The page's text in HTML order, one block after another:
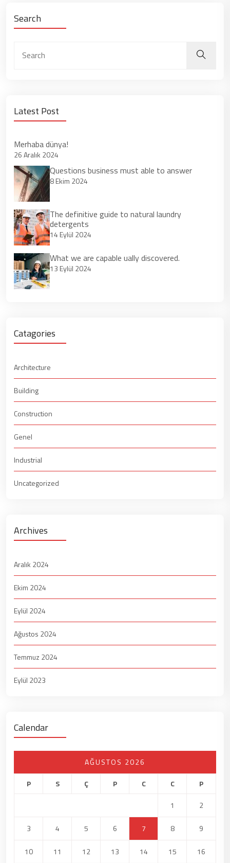
Search
Latest Post
Merhaba dünya!
26 Aralık 2024
Questions business must able to answer
8 Ekim 2024
The definitive guide to natural laundry
detergents
14 Eylül 2024
What we are capable ually discovered.
13 Eylül 2024
Catagories
Architecture
Building
Construction
Genel
Industrial
Uncategorized
Archives
Aralık 2024
Ekim 2024
Eylül 2024
Ağustos 2024
Temmuz 2024
Eylül 2023
Calendar
AĞUSTOS 2026
P
S Ç P C C
P
1
2
3 4 5 6 7 8 9
10 11 12 13 14 15 16